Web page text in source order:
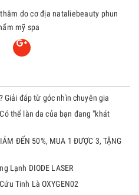
do cơ địa nataliebeauty phun
mỹ spa
Giải đáp từ góc nhìn chuyên gia
thể làn da của bạn đang "khát
ĐẾN 50%, MUA 1 ĐƯỢC 3, TẶNG
Lạnh DIODE LASER
Tinh Là OXYGEN02